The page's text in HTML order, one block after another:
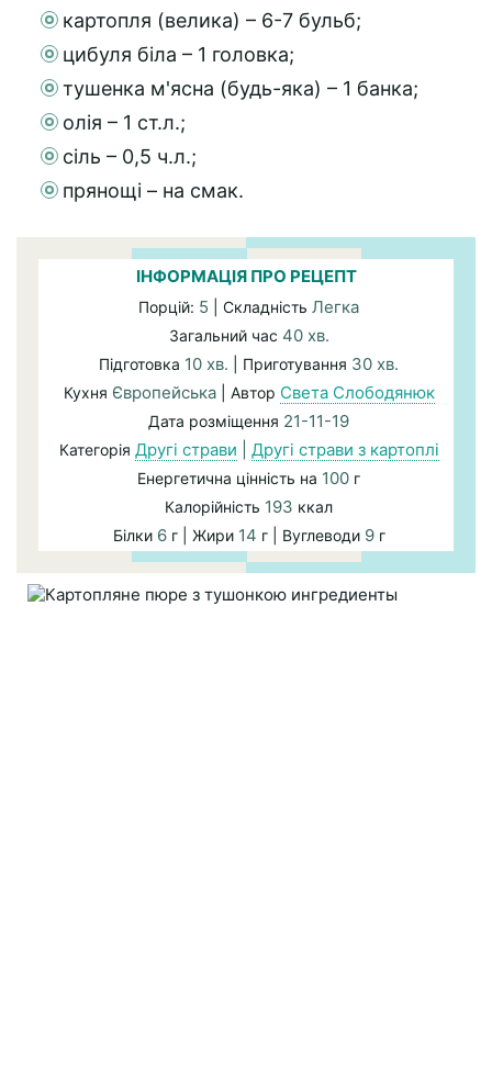
картопля (велика) – 6-7 бульб;
цибуля біла – 1 головка;
тушенка м'ясна (будь-яка) – 1 банка;
олія – 1 ст.л.;
сіль – 0,5 ч.л.;
прянощі – на смак.
ІНФОРМАЦІЯ ПРО РЕЦЕПТ
Порцій: 5 | Складність Легка
Загальний час 40 хв.
Підготовка 10 хв. | Приготування 30 хв.
Кухня Європейська| Автор Света Слободянюк
Дата розміщення 21-11-19
Категорія Другі страви Другі страви з картоплі
Енергетична цінність на 100 г
Калорійність 193 ккал
Білки 6г | Жири 14 г | Вуглеводи 9г